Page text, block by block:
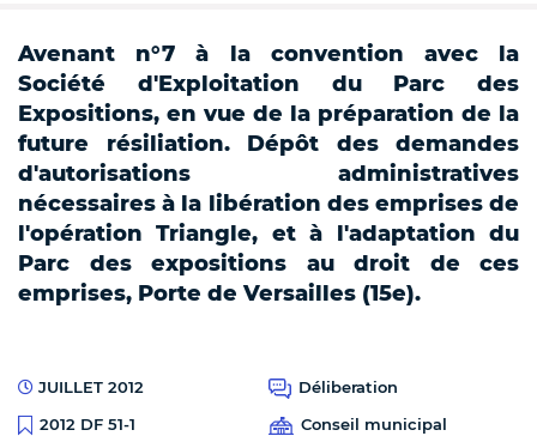
Avenant n°7 à la convention avec la
Société d'Exploitation du Parc des
Expositions, en vue de la préparation de la
future résiliation. Dépôt des demandes
d'autorisations administratives
nécessaires à la libération des emprises de
l'opération Triangle, et à l'adaptation du
Parc des expositions au droit de ces
emprises, Porte de Versailles (15e).
JUILLET 2012
Déliberation
2012 DF 51-1
Conseil municipal